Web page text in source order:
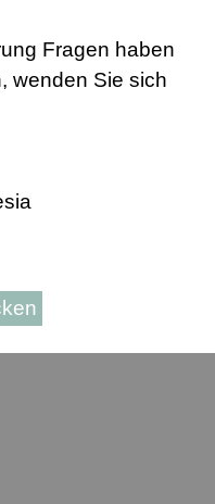
Fragen haben
wenden Sie sich